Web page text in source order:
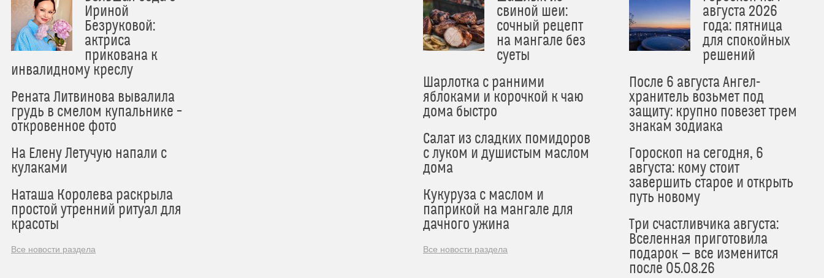
Ириной
Безруковой:
актриса
прикована к
инвалидному креслу
Рената Литвинова вывалила
грудь в смелом купальнике –
откровенное фото
На Елену Летучую напали с
кулаками
Наташа Королева раскрыла
простой утренний ритуал для
красоты
Все новости раздела
свиной шеи:
сочный рецепт
на мангале без
суеты
Шарлотка с ранними
яблоками и корочкой к чаю
дома быстро
Салат из сладких помидоров
с луком и душистым маслом
дома
Кукуруза с маслом и
паприкой на мангале для
дачного ужина
Все новости раздела
августа 2026
года: пятница
для спокойных
решений
После 6 августа Ангел-
хранитель возьмет под
защиту: крупно повезет трем
знакам зодиака
Гороскоп на сегодня, 6
августа: кому стоит
завершить старое и открыть
путь новому
Три счастливчика августа:
Вселенная приготовила
подарок — все изменится
после 05.08.26